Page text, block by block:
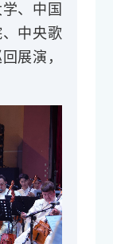
、中国
中央歌
展演，